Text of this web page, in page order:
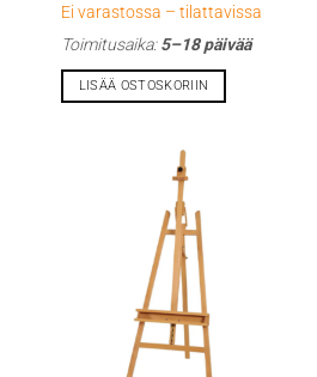
Ei varastossa – tilattavissa
Toimitusaika:5–18 päivää
LISÄÄ OSTOSKORIIN